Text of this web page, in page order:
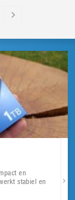
en
stabiel en